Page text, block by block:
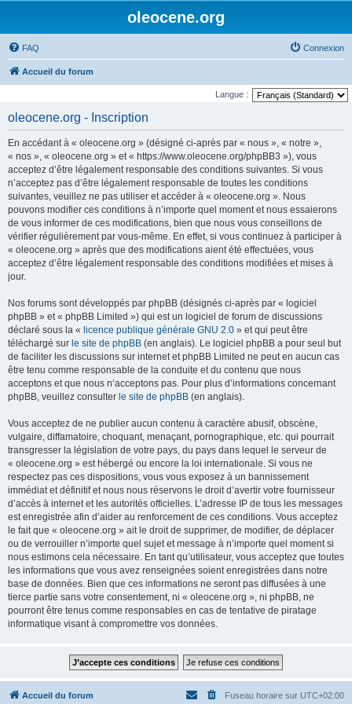
oleocene.org
FAQ Connexion
Accueil du forum
Langue :
oleocene.org - Inscription
En accédant à « oleocene.org » (désigné ci-après par « nous », « notre »,
« nos », « oleocene.org » et « https://www.oleocene.org/phpBB3 »), vous
acceptez d’être légalement responsable des conditions suivantes. Si vous
n’acceptez pas d’être légalement responsable de toutes les conditions
suivantes, veuillez ne pas utiliser et accéder à « oleocene.org ». Nous
pouvons modifier ces conditions à n’importe quel moment et nous essaierons
de vous informer de ces modifications, bien que nous vous conseillons de
vérifier régulièrement par vous-même. En effet, si vous continuez à participer à
« oleocene.org » après que des modifications aient été effectuées, vous
acceptez d’être légalement responsable des conditions modifiées et mises à
jour.
Nos forums sont développés par phpBB (désignés ci-après par « logiciel
phpBB » et « phpBB Limited ») qui est un logiciel de forum de discussions
déclaré sous la « licence publique générale GNU 2.0 » et qui peut être
téléchargé sur le site de phpBB (en anglais). Le logiciel phpBB a pour seul but
de faciliter les discussions sur internet et phpBB Limited ne peut en aucun cas
être tenu comme responsable de la conduite et du contenu que nous
acceptons et que nous n’acceptons pas. Pour plus d’informations concernant
phpBB, veuillez consulter le site de phpBB (en anglais).
Vous acceptez de ne publier aucun contenu à caractère abusif, obscène,
vulgaire, diffamatoire, choquant, menaçant, pornographique, etc. qui pourrait
transgresser la législation de votre pays, du pays dans lequel le serveur de
« oleocene.org » est hébergé ou encore la loi internationale. Si vous ne
respectez pas ces dispositions, vous vous exposez à un bannissement
immédiat et définitif et nous nous réservons le droit d’avertir votre fournisseur
d’accès à internet et les autorités officielles. L’adresse IP de tous les messages
est enregistrée afin d’aider au renforcement de ces conditions. Vous acceptez
le fait que « oleocene.org » ait le droit de supprimer, de modifier, de déplacer
ou de verrouiller n’importe quel sujet et message à n’importe quel moment si
nous estimons cela nécessaire. En tant qu’utilisateur, vous acceptez que toutes
les informations que vous avez renseignées soient enregistrées dans notre
base de données. Bien que ces informations ne seront pas diffusées à une
tierce partie sans votre consentement, ni « oleocene.org », ni phpBB, ne
pourront être tenus comme responsables en cas de tentative de piratage
informatique visant à compromettre vos données.
Accueil du forum Fuseau horaire sur UTC+02:00